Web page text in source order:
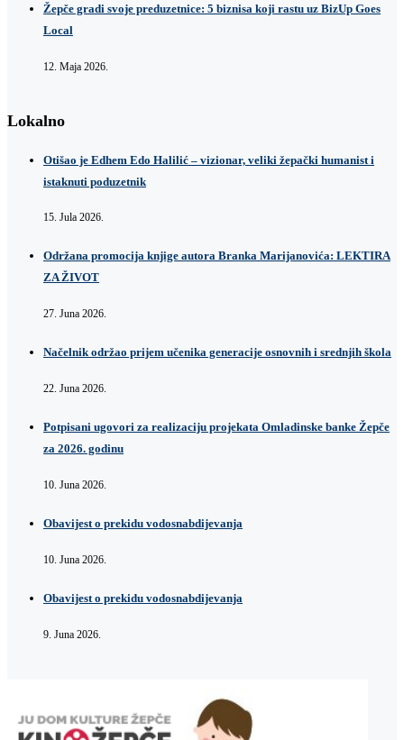
Žepče gradi svoje preduzetnice: 5 biznisa koji rastu uz BizUp Goes
Local
12. Maja 2026.
Lokalno
Otišao je Edhem Edo Halilić – vizionar, veliki žepački humanist i
istaknuti poduzetnik
15. Jula 2026.
Održana promocija knjige autora Branka Marijanovića: LEKTIRA
ZA ŽIVOT
27. Juna 2026.
Načelnik održao prijem učenika generacije osnovnih i srednjih škola
22. Juna 2026.
Potpisani ugovori za realizaciju projekata Omladinske banke Žepče
za 2026. godinu
10. Juna 2026.
Obavijest o prekidu vodosnabdijevanja
10. Juna 2026.
Obavijest o prekidu vodosnabdijevanja
9. Juna 2026.